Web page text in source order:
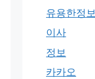
유용한정보
이사
정보
카카오